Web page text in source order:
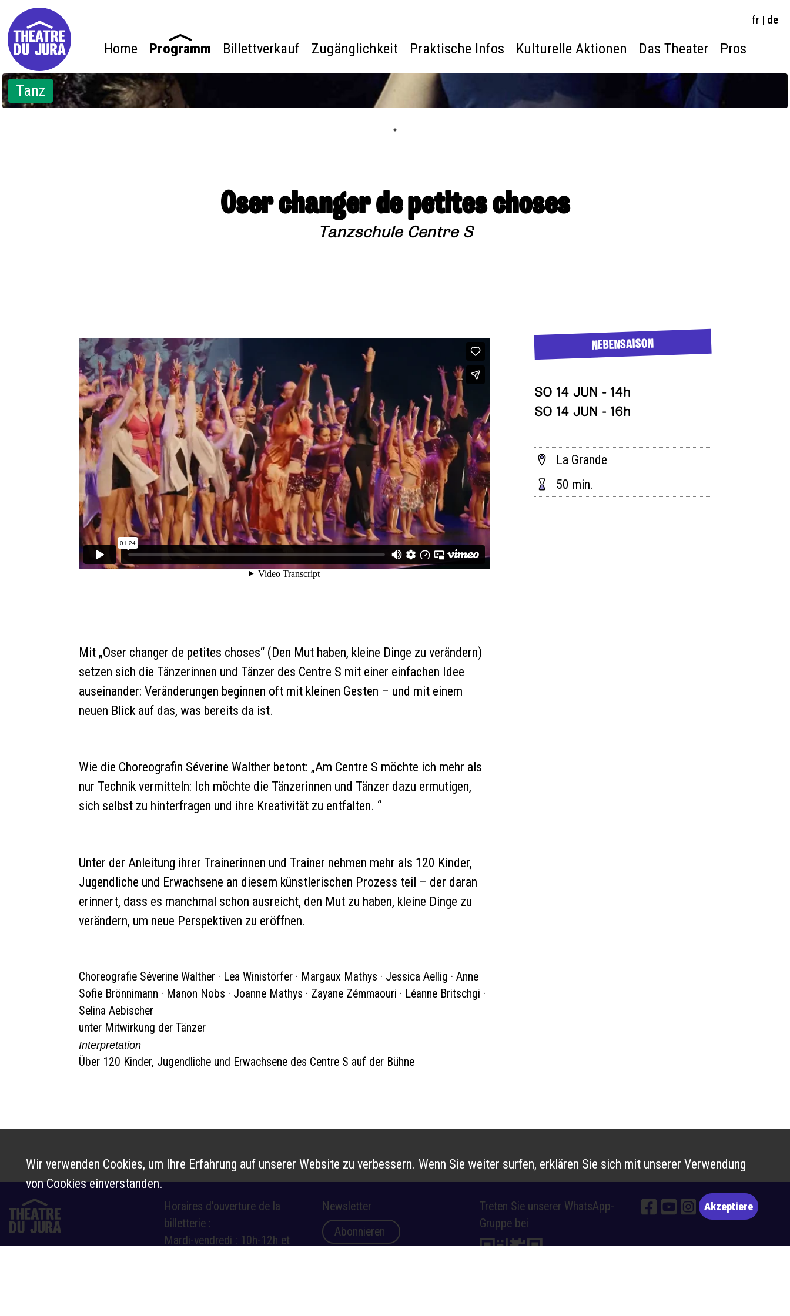
fr | de
Home Programm Billettverkauf Zugänglichkeit Praktische Infos Kulturelle Aktionen Das Theater Pros
Tanz
Oser changer de petites choses
Tanzschule Centre S
Mit „Oser changer de petites choses“ (Den Mut haben, kleine Dinge zu verändern)
setzen sich die Tänzerinnen und Tänzer des Centre S mit einer einfachen Idee
auseinander: Veränderungen beginnen oft mit kleinen Gesten – und mit einem
neuen Blick auf das, was bereits da ist.
Wie die Choreografin Séverine Walther betont: „Am Centre S möchte ich mehr als
nur Technik vermitteln: Ich möchte die Tänzerinnen und Tänzer dazu ermutigen,
sich selbst zu hinterfragen und ihre Kreativität zu entfalten. “
Unter der Anleitung ihrer Trainerinnen und Trainer nehmen mehr als 120 Kinder,
Jugendliche und Erwachsene an diesem künstlerischen Prozess teil – der daran
erinnert, dass es manchmal schon ausreicht, den Mut zu haben, kleine Dinge zu
verändern, um neue Perspektiven zu eröffnen.
Choreografie Séverine Walther · Lea Winistörfer · Margaux Mathys · Jessica Aellig · Anne
Sofie Brönnimann · Manon Nobs · Joanne Mathys · Zayane Zémmaouri · Léanne Britschgi ·
Selina Aebischer
unter Mitwirkung der Tänzer
Interpretation
Über 120 Kinder, Jugendliche und Erwachsene des Centre S auf der Bühne
NEBENSAISON
SO 14 JUN - 14h
SO 14 JUN - 16h
La Grande
50 min.
Horaires d’ouverture de la
billetterie :
Mardi-vendredi : 10h-12h et
Newsletter
Abonnieren
Treten Sie unserer WhatsApp-
Gruppe bei
Wir verwenden Cookies, um Ihre Erfahrung auf unserer Website zu verbessern. Wenn Sie weiter surfen, erklären Sie sich mit unserer Verwendung
von Cookies einverstanden.
Akzeptiere